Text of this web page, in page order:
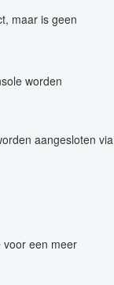
maar is geen
worden
aangesloten via
voor een meer